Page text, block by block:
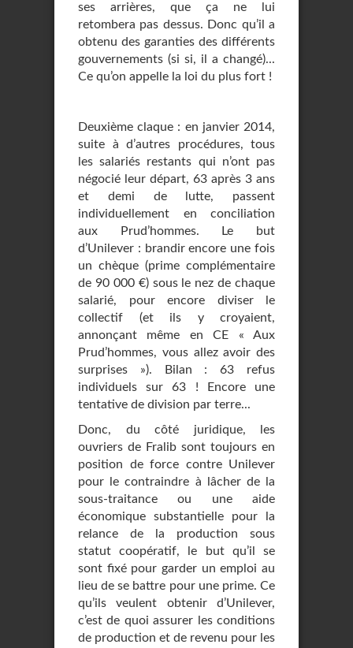
ses arrières, que ça ne lui
retombera pas dessus. Donc qu’il a
obtenu des garanties des différents
gouvernements (si si, il a changé)...
Ce qu’on appelle la loi du plus fort !
Deuxième claque : en janvier 2014,
suite à d’autres procédures, tous
les salariés restants qui n’ont pas
négocié leur départ, 63 après 3 ans
et demi de lutte, passent
individuellement en conciliation
aux Prud’hommes. Le but
d’Unilever : brandir encore une fois
un chèque (prime complémentaire
de 90 000 €) sous le nez de chaque
salarié, pour encore diviser le
collectif (et ils y croyaient,
annonçant même en CE « Aux
Prud’hommes, vous allez avoir des
surprises »). Bilan : 63 refus
individuels sur 63 ! Encore une
tentative de division par terre...
Donc, du côté juridique, les
ouvriers de Fralib sont toujours en
position de force contre Unilever
pour le contraindre à lâcher de la
sous-traitance ou une aide
économique substantielle pour la
relance de la production sous
statut coopératif, le but qu’il se
sont fixé pour garder un emploi au
lieu de se battre pour une prime. Ce
qu’ils veulent obtenir d’Unilever,
c’est de quoi assurer les conditions
de production et de revenu pour les